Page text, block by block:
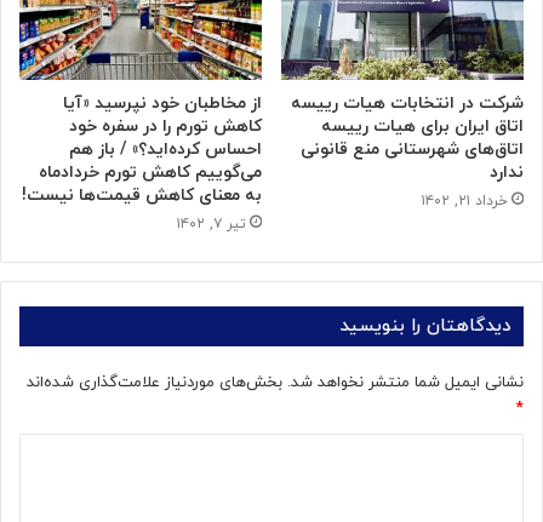
شرکت در انتخابات هیات رییسه
اتاق ایران برای هیات رییسه
اتاق‌های شهرستانی منع قانونی
ندارد
خرداد ۲۱, ۱۴۰۲
از مخاطبان خود نپرسید «آیا
کاهش تورم را در سفره خود
احساس کرده‌اید؟» / باز هم
می‌گوییم کاهش تورم خردادماه
به معنای کاهش قیمت‌ها نیست!
تیر ۷, ۱۴۰۲
دیدگاهتان را بنویسید
نشانی ایمیل شما منتشر نخواهد شد. بخش‌های موردنیاز علامت‌گذاری شده‌اند
*